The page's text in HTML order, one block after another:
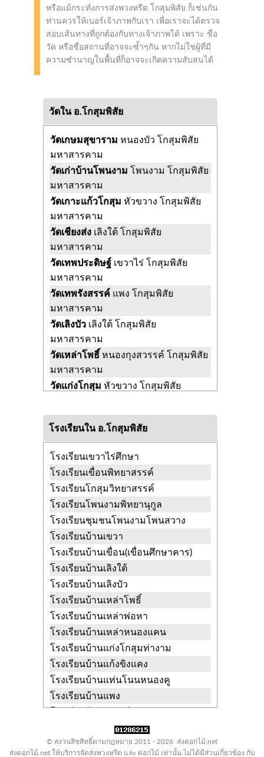
หรือแม้กระทั่งการส่งพวงหรีด โกสุมพิสัย ก็เช่นกัน
ท่านควรให้เบอร์เจ้าภาพกับเรา เพื่อเราจะได้ตรวจ
สอบเส้นทางที่ถูกต้องกับทางเจ้าภาพได้ เพราะ ชื่อ
วัด หรือชื่อสถานที่อาจจะซ้ำๆกัน หากไม่ใช่ผู้ที่มี
ความชำนาญในพื้นที่ก็อาจจะเกิดความสับสนได้
วัดใน อ.โกสุมพิสัย
วัดเกษมสุขารามหนองบัว โกสุมพิสัย
มหาสารคาม
วัดเก่าบ้านโพนงาม โพนงาม โกสุมพิสัย
มหาสารคาม
วัดเกาะแก้วโกสุมหัวขวาง โกสุมพิสัย
มหาสารคาม
วัดเชียงส่ง เลิงใต้ โกสุมพิสัย
มหาสารคาม
วัดเทพประดิษฐ์ เขวาไร่ โกสุมพิสัย
มหาสารคาม
วัดเทพรังสรรค์ แพง โกสุมพิสัย
มหาสารคาม
วัดเลิงบัว เลิงใต้ โกสุมพิสัย
มหาสารคาม
วัดเหล่าโพธิ์หนองกุงสวรรค์ โกสุมพิสัย
มหาสารคาม
วัดแก่งโกสุมหัวขวาง โกสุมพิสัย
วัดแจ้งใหญ่แก้งแก โกสุมพิสัย
มหาสารคาม
มหาสารคาม
วัดแห่เหนือหนองบอน โกสุมพิสัย
มหาสารคาม
วัดโคกสี หนองเหล็ก โกสุมพิสัย
มหาสารคาม
วัดโคกหมากมาย
โกสุมพิสัย มหาสารคาม
วัดโชคชัยวรารามหัวขวาง โกสุมพิสัย
มหาสารคาม
วัดโนนทันวังยาว โกสุมพิสัย
มหาสารคาม
วัดโนนพยอมเขวาไร่ โกสุมพิสัย
มหาสารคาม
วัดโนนภาษีเขวาไร่ โกสุมพิสัย
มหาสารคาม
วัดโนนราษีเขวาไร่ โกสุมพิสัย
มหาสารคาม
หนองเหล็ก โกสุมพิสัย
มหาสารคาม
วัดโนนสูงหนองเหล็ก โกสุมพิสัย
โรงเรียนใน อ.โกสุมพิสัย
โรงเรียนเขวาไร่ศึกษา
โรงเรียนเขื่อนพิทยาสรรค์
โรงเรียนโกสุมวิทยาสรรค์
โรงเรียนโพนงามพิทยานุกูล
โรงเรียนชุมชนโพนงามโพนสวาง
โรงเรียนบ้านเขวา
โรงเรียนบ้านเขื่อน(เขื่อนศึกษาคาร)
โรงเรียนบ้านเลิงใต้
โรงเรียนบ้านเลิงบัว
โรงเรียนบ้านเหล่าโพธิ์
โรงเรียนบ้านเหล่าพ่อหา
โรงเรียนบ้านเหล่าหนองแคน
โรงเรียนบ้านแก่งโกสุมท่างาม
โรงเรียนบ้านแก้งขิงแคง
โรงเรียนบ้านแท่นโนนหนองคู
โรงเรียนบ้านแพง
โรงเรียนบ้านแห่บริหารวิทย์
โรงเรียนบ้านโคกกลาง
© สงวนลิขสิทธิ์ตามกฎหมาย 2011 - 2026 ส่งดอกไม้.net
ส่งดอกไม้.net ให้บริการจัดส่งพวงหรีด และ ดอกไม้ เท่านั้น ไม่ได้มีส่วนเกี่ยวข้อง กับ